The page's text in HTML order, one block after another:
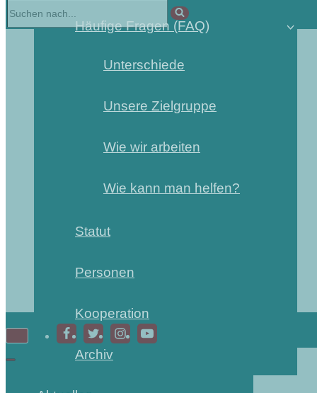
Häufige Fragen (FAQ)
Unterschiede
Unsere Zielgruppe
Wie wir arbeiten
Wie kann man helfen?
Statut
Personen
Kooperation
Archiv